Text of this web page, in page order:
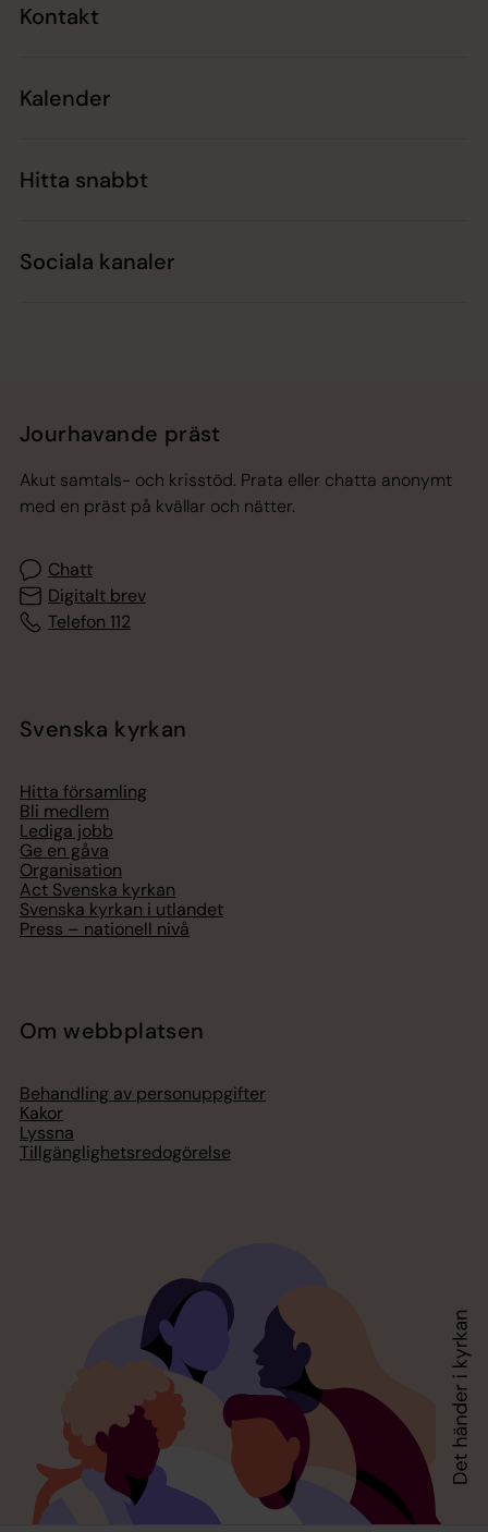
Kontakt
Kalender
Hitta snabbt
Sociala kanaler
Jourhavande präst
Akut samtals- och krisstöd. Prata eller chatta anonymt
med en präst på kvällar och nätter.
Chatt
Digitalt brev
Telefon 112
Svenska kyrkan
Hitta församling
Bli medlem
Lediga jobb
Ge en gåva
Organisation
Act Svenska kyrkan
Svenska kyrkan i utlandet
Press – nationell nivå
Om webbplatsen
Behandling av personuppgifter
Kakor
Lyssna
Tillgänglighetsredogörelse